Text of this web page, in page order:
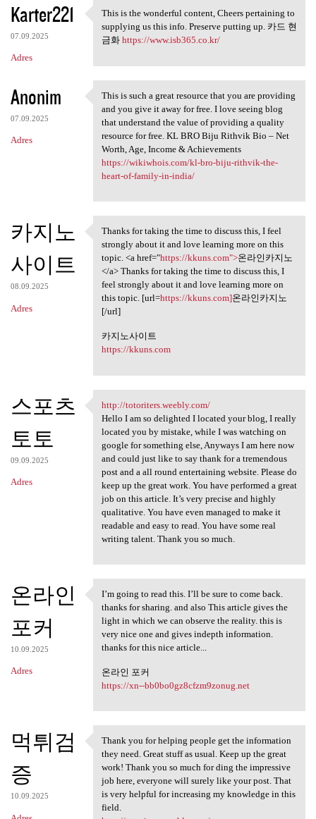
Karter221
07.09.2025
Adres
This is the wonderful content
This is the wonderful content, Cheers pertaining to
supplying us this info. Preserve putting up. 카드 현
금화 https://www.isb365.co.kr/
Anonim
07.09.2025
Adres
This is such a great resource
This is such a great resource that you are providing
and you give it away for free. I love seeing blog
that understand the value of providing a quality
resource for free. KL BRO Biju Rithvik Bio – Net
Worth, Age, Income & Achievements
https://wikiwhois.com/kl-bro-biju-rithvik-the-
heart-of-family-in-india/
카지노
사이트
08.09.2025
Adres
Thanks for taking the time to
Thanks for taking the time to discuss this, I feel
strongly about it and love learning more on this
topic. <a href="https://kkuns.com">온라인카지노
</a> Thanks for taking the time to discuss this, I
feel strongly about it and love learning more on
this topic. [url=https://kkuns.com]온라인카지노
[/url]
카지노사이트
https://kkuns.com
스포츠
토토
09.09.2025
Adres
http://totoriters.weebly.com/
http://totoriters.weebly.com/
Hello I am so delighted I located your blog, I really
located you by mistake, while I was watching on
google for something else, Anyways I am here now
and could just like to say thank for a tremendous
post and a all round entertaining website. Please do
keep up the great work. You have performed a great
job on this article. It’s very precise and highly
qualitative. You have even managed to make it
readable and easy to read. You have some real
writing talent. Thank you so much.
온라인
포커
10.09.2025
Adres
I’m going to read this. I’ll
I’m going to read this. I’ll be sure to come back.
thanks for sharing. and also This article gives the
light in which we can observe the reality. this is
very nice one and gives indepth information.
thanks for this nice article...
온라인 포커
https://xn--bb0bo0gz8cfzm9zonug.net
먹튀검
증
10.09.2025
Thank you for helping people
Thank you for helping people get the information
they need. Great stuff as usual. Keep up the great
work! Thank you so much for ding the impressive
job here, everyone will surely like your post. That
is very helpful for increasing my knowledge in this
field.